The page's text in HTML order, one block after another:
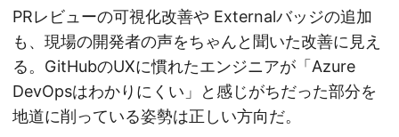
PRレビューの可視化改善や Externalバッジの追加
も、現場の開発者の声をちゃんと聞いた改善に見え
る。GitHubのUXに慣れたエンジニアが「Azure
DevOpsはわかりにくい」と感じがちだった部分を
地道に削っている姿勢は正しい方向だ。